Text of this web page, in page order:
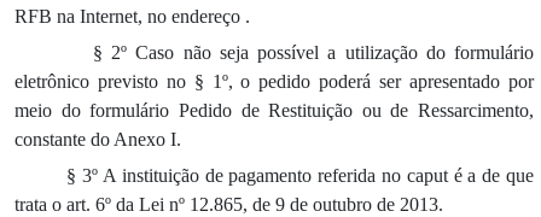
RFB na Internet, no endereço .
§ 2º Caso não seja possível a utilização do formulário
eletrônico previsto no § 1º, o pedido poderá ser apresentado por
meio do formulário Pedido de Restituição ou de Ressarcimento,
constante do Anexo I.
§ 3º A instituição de pagamento referida no caput é a de que
trata o art. 6º da Lei nº 12.865, de 9 de outubro de 2013.